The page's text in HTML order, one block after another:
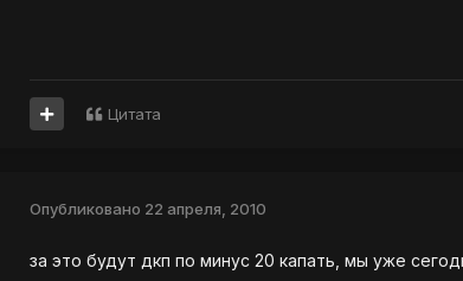
Цитата
Опубликовано 22 апреля, 2010
за это будут дкп по минус 20 капать, мы уже